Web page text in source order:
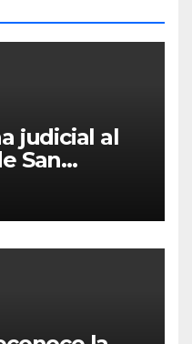
judicial al
San
en acto de